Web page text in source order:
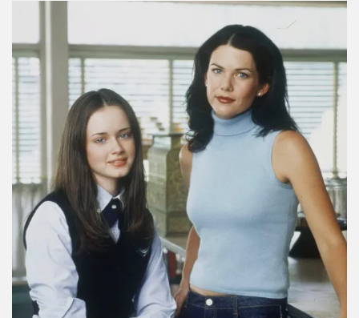
Te explicamos No Me Arrepiento de Sentir
Tanto de Karol G, canción por canción
Por: Manuela Cosío